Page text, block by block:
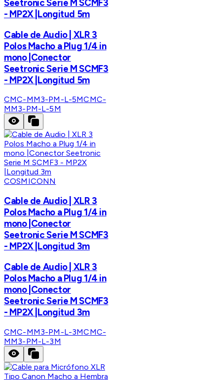
Seetronic Serie M SCMF3
- MP2X |Longitud 5m
Cable de Audio | XLR 3
Polos Macho a Plug 1/4 in
mono |Conector
Seetronic Serie M SCMF3
- MP2X |Longitud 5m
CMC-MM3-PM-L-5MCMC-
MM3-PM-L-5M
COSMICONN
Cable de Audio | XLR 3
Polos Macho a Plug 1/4 in
mono |Conector
Seetronic Serie M SCMF3
- MP2X |Longitud 3m
Cable de Audio | XLR 3
Polos Macho a Plug 1/4 in
mono |Conector
Seetronic Serie M SCMF3
- MP2X |Longitud 3m
CMC-MM3-PM-L-3MCMC-
MM3-PM-L-3M